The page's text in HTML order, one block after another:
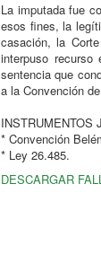
La imputada fue
esos fines, la
casación, la
interpuso
sentencia que
a la Convención
INSTRUMENTOS
* Convención
* Ley 26.485.
DESCARGAR